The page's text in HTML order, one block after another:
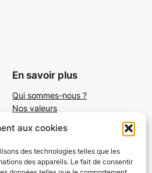
aux cookies
des technologies telles que les
des appareils. Le fait de consentir
En savoir plus
Qui sommes-nous ?
Nos valeurs
Mentions légales